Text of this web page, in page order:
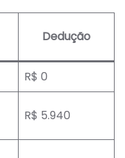
Dedução
R$ 0
R$ 5.940